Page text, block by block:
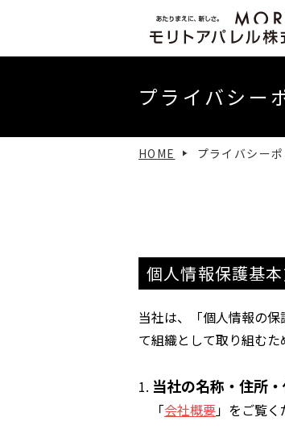
プライバシー
HOME プライバシー
個人情報保護基
当社は、「個人情報の
て組織として取り組むた
当社の名称・住所
「会社概要」をご覧く